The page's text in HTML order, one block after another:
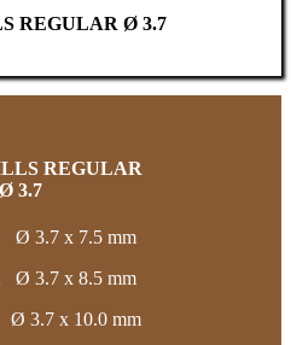
REGULAR Ø 3.7
REGULAR
Ø 3.7
Ø 3.7 x 7.5 mm
Ø 3.7 x 8.5 mm
3.7 x 10.0 mm